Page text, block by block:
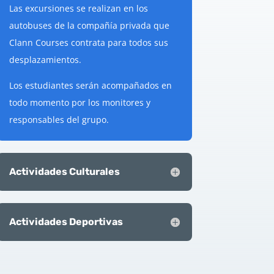
Las excursiones se realizan en los
autobuses de la compañía privada que
Clann Courses contrata para todos sus
desplazamientos.
Los estudiantes serán acompañados en
todo momento por los monitores y
responsables del grupo.
Actividades Culturales
Actividades Deportivas